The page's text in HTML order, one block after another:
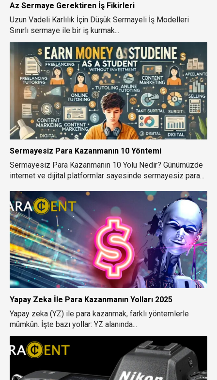
Az Sermaye Gerektiren İş Fikirleri
Uzun Vadeli Karlılık İçin Düşük Sermayeli İş Modelleri
Sınırlı sermaye ile bir iş kurmak...
Sermayesiz Para Kazanmanın 10 Yöntemi
Sermayesiz Para Kazanmanın 10 Yolu Nedir? Günümüzde
internet ve dijital platformlar sayesinde sermayesiz para...
Yapay Zeka İle Para Kazanmanın Yolları 2025
Yapay zeka (YZ) ile para kazanmak, farklı yöntemlerle
mümkün. İşte bazı yollar: YZ alanında...